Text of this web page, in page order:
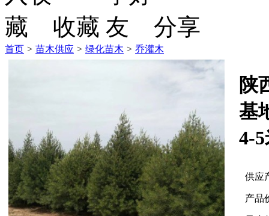
收藏 分享
首页 > 苗木供应 > 绿化苗木 > 乔灌木
陕
基
4-
供应
产品